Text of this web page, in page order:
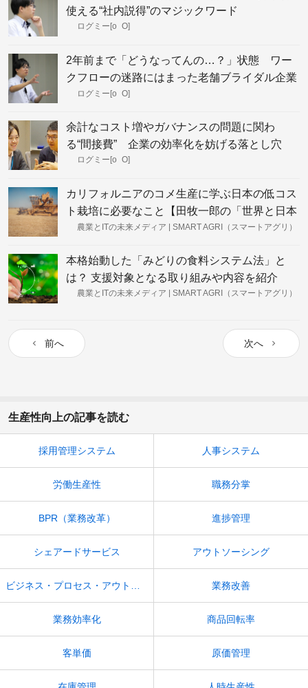
使える“社内説得”のマジックワード
ログミー[o_O]
2年前まで「どうなってんの…？」状態 ワー
クフローの迷路にはまった老舗ブライダル企業
が業務改善できた理由
ログミー[o_O]
余計なコスト増やガバナンスの問題に関わ
る“間接費” 企業の効率化を妨げる落とし穴
ログミー[o_O]
カリフォルニアのコメ生産に学ぶ日本の低コス
ト栽培に必要なこと【田牧一郎の「世界と日本
のコメ事情」vol.17】
農業とITの未来メディア | SMART AGRI（スマートアグリ）
本格始動した「みどりの食料システム法」と
は？ 支援対象となる取り組みや内容を紹介
農業とITの未来メディア | SMART AGRI（スマートアグリ）
前へ 次へ
生産性向上の記事を読む
採用管理システム 人事システム
労働生産性 職務分掌
BPR（業務改革） 進捗管理
シェアードサービス アウトソーシング
業務改善
業務効率化 商品回転率
客単価 原価管理